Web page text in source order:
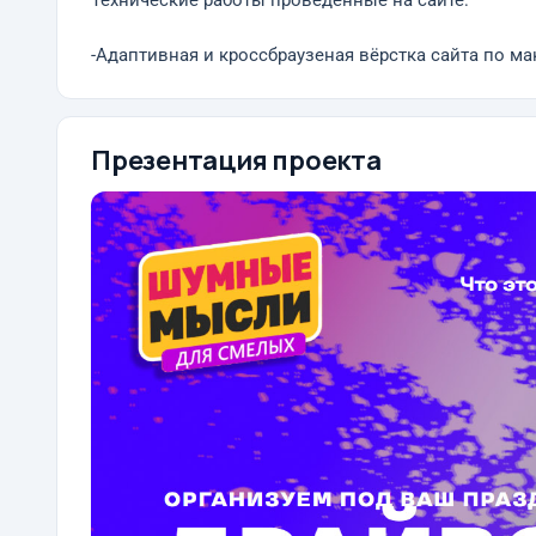
-Адаптивная и кроссбраузеная вёрстка сайта по
Презентация проекта